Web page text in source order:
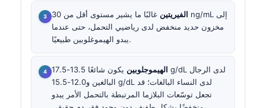
الفيريتين
غالبًا ما يشير مستوى أقل من 30 ng/mL إلى
مخزون حديد منخفض لدى رياضيي التحمل، حتى عندما
يبدو الهيموغلوبين طبيعيًا.
الهيموجلوبين
يكون شائعًا 13.5-17.5 g/dL لدى الرجال
البالغين و12.0-15.5 g/dL لدى النساء البالغات؛ قد
تجعل توسّعات البلازما المرتبطة بالتحمل الأمر يبدو